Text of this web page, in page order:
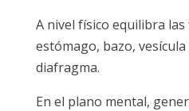
A nivel físico equilibra
estómago, bazo,
diafragma.
En el plano mental,